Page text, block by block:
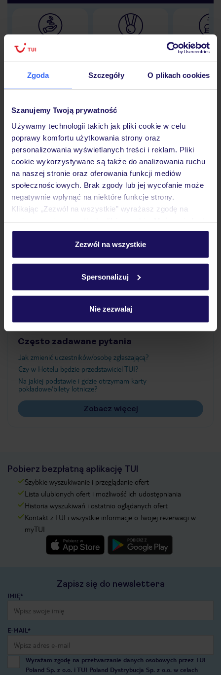
Zgoda Szczegóły O plikach cookies
Szanujemy Twoją prywatność
Używamy technologii takich jak pliki cookie w celu
poprawy komfortu użytkowania strony oraz
personalizowania wyświetlanych treści i reklam. Pliki
cookie wykorzystywane są także do analizowania ruchu
na naszej stronie oraz oferowania funkcji mediów
społecznościowych. Brak zgody lub jej wycofanie może
negatywnie wpłynąć na niektóre funkcje strony.
Klikając „Zezwól na wszystkie” wyrażasz zgodę na
personalizować swój wybór wchodząc w zakładkę
Szczegółowe informacje o plikach cookie znajdziesz
Zezwól na wszystkie
Spersonalizuj
Nie zezwalaj
Lider niskich cen 30 lat w
Hotel
Opinie
Pokoje
Atrakcje
Ważne informacje
Często zadawane pytania
Jak zmienić uczestników/osobę zgłaszającą?
Czy w Hotelu będzie przedstawiciel TUI?
Na jakiej podstawie i gdzie otrzymam karty
pokładowe/bilety lotnicze?
Zobacz więcej
Pobierz bezpłatną aplikację TUI
Szybkie wyszukiwanie i przeglądanie ofert
Lista ulubionych ofert i możliwość ich udostępniania
Historia wyszukiwań i ostatnio oglądanych ofert
Kontakt z TUI i wszystkie informacje o Twojej rezerwacji w
myTUI
Zapisz się do newslettera
IMIĘ*
E-MAIL*
Wyrażam zgodę na przetwarzanie danych osobowych przez TUI
Poland Sp. z o.o. i TUI Poland Dystrybucja Sp. z o.o. w celach